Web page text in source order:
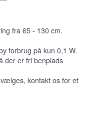
fra 65 - 130 cm.
forbrug på kun 0,1 W.
der er fri benplads
kontakt os for et